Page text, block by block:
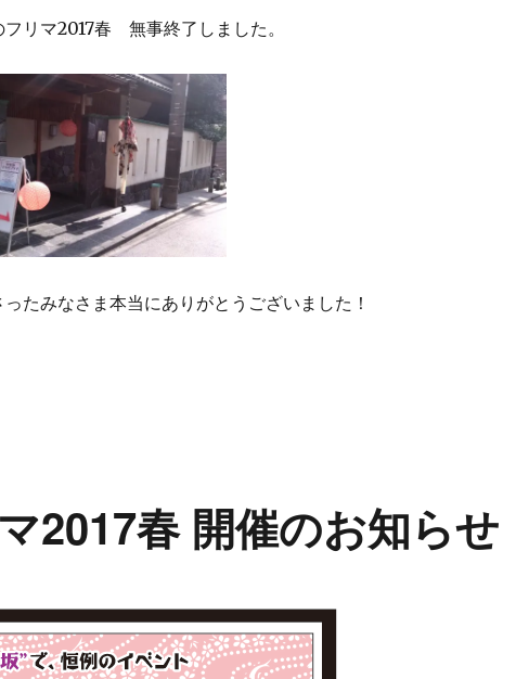
リマ2017春 無事終了しました。
たみなさま本当にありがとうございました！
フリマ2017春 無事終了” の
2017春 開催のお知らせ